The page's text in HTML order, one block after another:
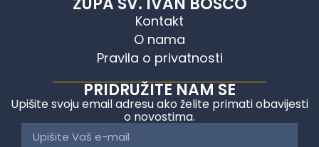
Kontakt
O nama
Pravila o privatnosti
PRIDRUŽITE NAM SE
Upišite svoju email adresu ako želite primati obavijesti
o novostima.